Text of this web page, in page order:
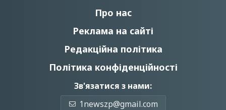
Про нас
Реклама на сайті
Редакційна політика
Політика конфіденційності
Зв'язатися з нами:
1newszp@gmail.com